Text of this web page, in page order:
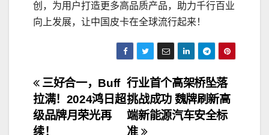
创，为用户打造更多高品质产品，助力千行百业
向上发展，让中国皮卡在全球流行起来！
文
章
行业首个高架桥坠落
挑战成功 魏牌刷新高
端新能源汽车安全标
准
​三好合一，Buff
拉满！2024鸿日超
级品牌月荣光再
续！